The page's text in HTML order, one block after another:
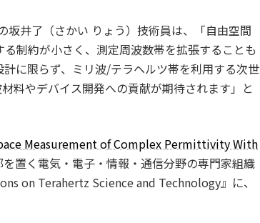
坂井了（さかい りょう）技術員は、「自由空間
制約が小さく、測定周波数帯を拡張することも
に限らず、ミリ波/テラヘルツ帯を利用する次世
料やデバイス開発への貢献が期待されます」と
Measurement of Complex Permittivity With
を置く電気・電子・情報・通信分野の専門家組織
on Terahertz Science and Technology』に、